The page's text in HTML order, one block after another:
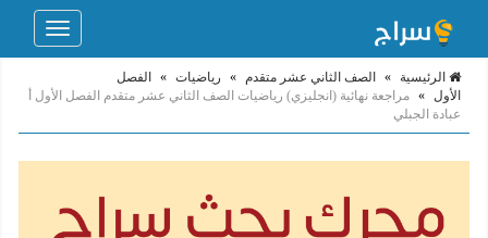
Toggle
الرئيسية » الصف الثاني عشر متقدم » رياضيات »
الفصل
الأول » مراجعة نهائية (انجليزي) رياضيات الصف الثاني عشر متقدم الفصل الأول أ
عبادة الجبلي